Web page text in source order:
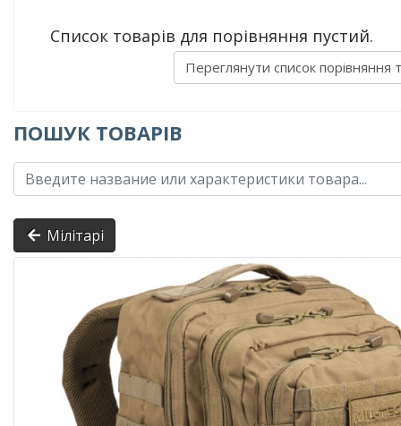
Список товарів для порівняння пустий.
Переглянути список порівняння
ПОШУК ТОВАРІВ
Мілітарі